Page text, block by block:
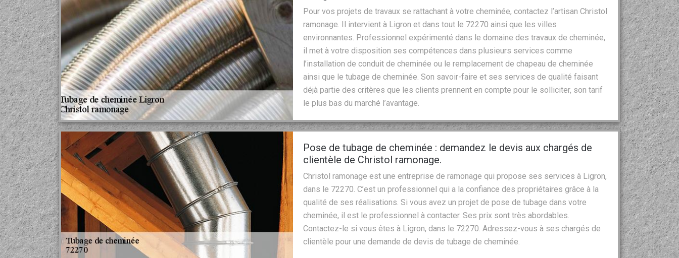
Pour vos projets de travaux se rattachant à votre cheminée, contactez l’artisan Christol
ramonage. Il intervient à Ligron et dans tout le 72270 ainsi que les villes
environnantes. Professionnel expérimenté dans le domaine des travaux de cheminée,
il met à votre disposition ses compétences dans plusieurs services comme
l’installation de conduit de cheminée ou le remplacement de chapeau de cheminée
ainsi que le tubage de cheminée. Son savoir-faire et ses services de qualité faisant
déjà partie des critères que les clients prennent en compte pour le solliciter, son tarif
le plus bas du marché l’avantage.
Pose de tubage de cheminée : demandez le devis aux chargés de
clientèle de Christol ramonage.
Christol ramonage est une entreprise de ramonage qui propose ses services à Ligron,
dans le 72270. C’est un professionnel qui a la confiance des propriétaires grâce à la
qualité de ses réalisations. Si vous avez un projet de pose de tubage dans votre
cheminée, il est le professionnel à contacter. Ses prix sont très abordables.
Contactez-le si vous êtes à Ligron, dans le 72270. Adressez-vous à ses chargés de
clientèle pour une demande de devis de tubage de cheminée.